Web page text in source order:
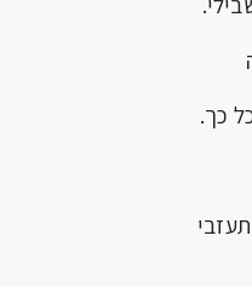
כך.